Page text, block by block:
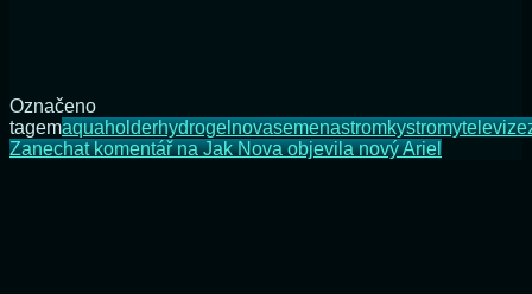
Označeno
tagemaquaholderhydrogelnovasemenastromkystromytelevize
Zanechat komentářna Jak Nova objevila nový Ariel